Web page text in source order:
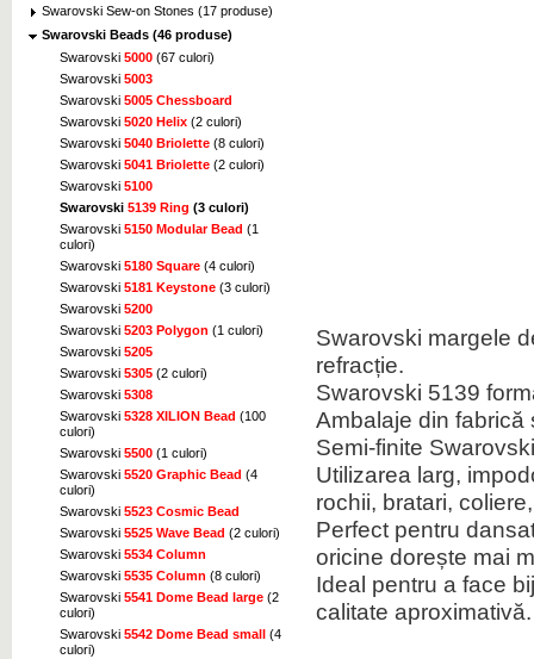
Swarovski Sew-on Stones (17 produse)
Swarovski Beads (46 produse)
Swarovski 5000 (67 culori)
Swarovski 5003
Swarovski 5005 Chessboard
Swarovski 5020 Helix (2 culori)
Swarovski 5040 Briolette (8 culori)
Swarovski 5041 Briolette (2 culori)
Swarovski 5100
Swarovski 5139 Ring (3 culori)
Swarovski 5150 Modular Bead (1
culori)
Swarovski 5180 Square (4 culori)
Swarovski 5181 Keystone (3 culori)
Swarovski 5200
Swarovski 5203 Polygon (1 culori)
Swarovski 5205
Swarovski 5305 (2 culori)
Swarovski 5308
Swarovski 5328 XILION Bead (100
culori)
Swarovski 5500 (1 culori)
Swarovski 5520 Graphic Bead (4
culori)
Swarovski 5523 Cosmic Bead
Swarovski 5525 Wave Bead (2 culori)
Swarovski 5534 Column
Swarovski 5535 Column (8 culori)
Swarovski 5541 Dome Bead large (2
culori)
Swarovski 5542 Dome Bead small (4
culori)
Swarovski margele
refracție.
Swarovski 5139
Ambalaje din fabrică
Semi-finite
Utilizarea larg,
rochii, bratari,
Perfect pentru
oricine dorește mai
Ideal pentru a face
calitate aproximativă.